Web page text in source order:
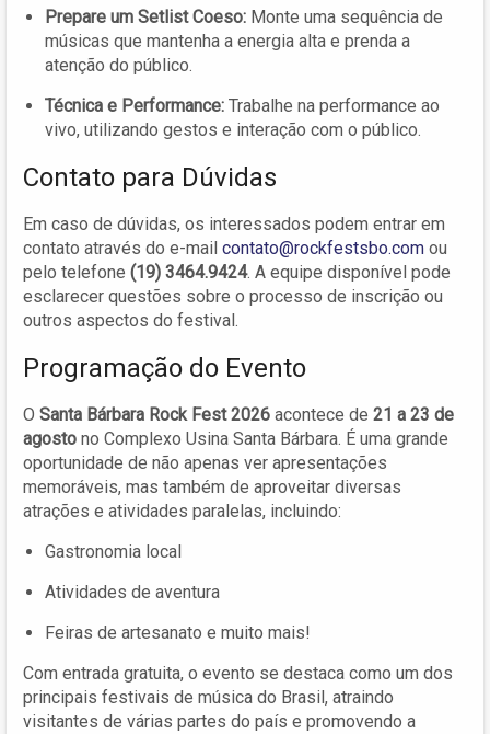
Prepare um Setlist Coeso: Monte uma sequência de
músicas que mantenha a energia alta e prenda a
atenção do público.
Técnica e Performance: Trabalhe na performance ao
vivo, utilizando gestos e interação com o público.
Contato para Dúvidas
Em caso de dúvidas, os interessados podem entrar em
contato através do e-mail contato@rockfestsbo.com ou
pelo telefone (19) 3464.9424. A equipe disponível pode
esclarecer questões sobre o processo de inscrição ou
outros aspectos do festival.
Programação do Evento
O Santa Bárbara Rock Fest 2026 acontece de 21 a 23 de
agosto no Complexo Usina Santa Bárbara. É uma grande
oportunidade de não apenas ver apresentações
memoráveis, mas também de aproveitar diversas
atrações e atividades paralelas, incluindo:
Gastronomia local
Atividades de aventura
Feiras de artesanato e muito mais!
Com entrada gratuita, o evento se destaca como um dos
principais festivais de música do Brasil, atraindo
visitantes de várias partes do país e promovendo a